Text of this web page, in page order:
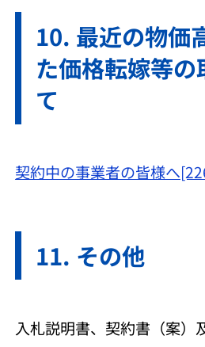
最近の物価
た価格転嫁等
て
契約中の事業者の皆様へ
その他
入札説明書、契約書（案）